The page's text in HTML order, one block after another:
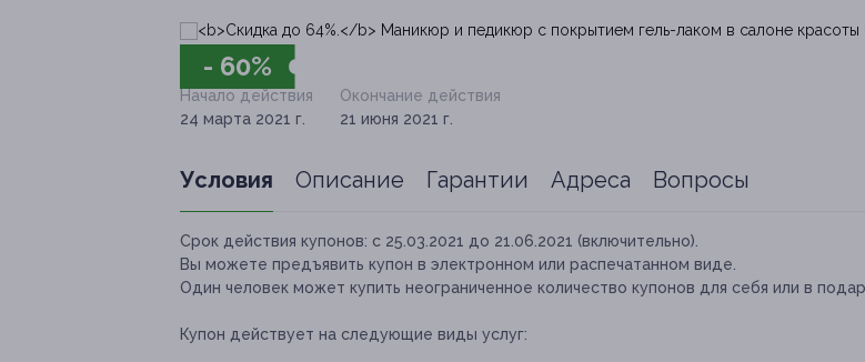
- 60%
Начало действия
24 марта 2021 г.
Окончание действия
21 июня 2021 г.
Условия Описание Гарантии Адреса Вопросы
Срок действия купонов: с 25.03.2021 до 21.06.2021 (включительно).
Вы можете предъявить купон в электронном или распечатанном виде.
Один человек может купить неограниченное количество купонов для себя или в
Купон действует на следующие виды услуг: